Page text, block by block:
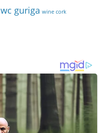
wc guriga wine cork